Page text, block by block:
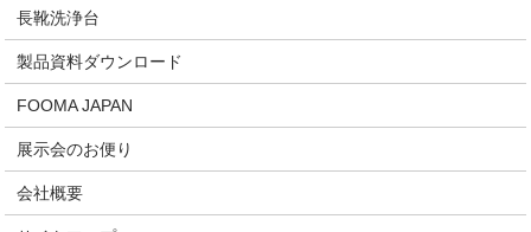
長靴洗浄台
製品資料ダウンロード
FOOMA JAPAN
展示会のお便り
会社概要